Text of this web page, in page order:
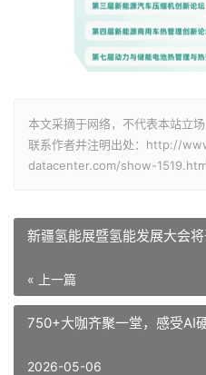
本文采摘于网络，不代表本站立
联系作者并注明出处：http://
datacenter.com/show-
新疆氢能展暨氢能发展大会
« 上一篇
750+大咖齐聚一堂，感受AI
2026-05-06